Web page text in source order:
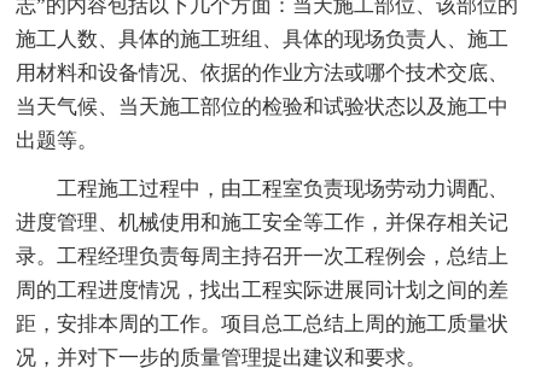
志”的内容包括以下几个方面：当天施工部位、该部位的
施工人数、具体的施工班组、具体的现场负责人、施工
用材料和设备情况、依据的作业方法或哪个技术交底、
当天气候、当天施工部位的检验和试验状态以及施工中
出题等。
工程施工过程中，由工程室负责现场劳动力调配、
进度管理、机械使用和施工安全等工作，并保存相关记
录。工程经理负责每周主持召开一次工程例会，总结上
周的工程进度情况，找出工程实际进展同计划之间的差
距，安排本周的工作。项目总工总结上周的施工质量状
况，并对下一步的质量管理提出建议和要求。